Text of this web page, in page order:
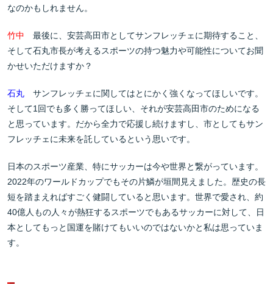
なのかもしれません。
竹中 最後に、安芸高田市としてサンフレッチェに期待すること、
そして石丸市長が考えるスポーツの持つ魅力や可能性についてお聞
かせいただけますか？
石丸 サンフレッチェに関してはとにかく強くなってほしいです。
そして1回でも多く勝ってほしい、それが安芸高田市のためになる
と思っています。だから全力で応援し続けますし、市としてもサン
フレッチェに未来を託しているという思いです。
日本のスポーツ産業、特にサッカーは今や世界と繋がっています。
2022年のワールドカップでもその片鱗が垣間見えました。歴史の長
短を踏まえればすごく健闘していると思います。世界で愛され、約
40億人もの人々が熱狂するスポーツでもあるサッカーに対して、日
本としてもっと国運を賭けてもいいのではないかと私は思っていま
す。